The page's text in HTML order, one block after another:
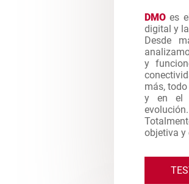
DMO es
digital y
Desde
y
más,
y en el
evolución.
objetiva y